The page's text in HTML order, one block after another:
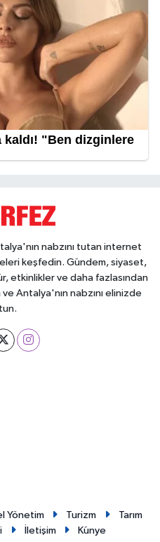
nabzını tutan internet
keşfedin. Gündem, siyaset,
etkinlikler ve daha fazlasından
Antalya'nın nabzını elinizde
Yönetim Turizm
Tarım
İletişim Künye